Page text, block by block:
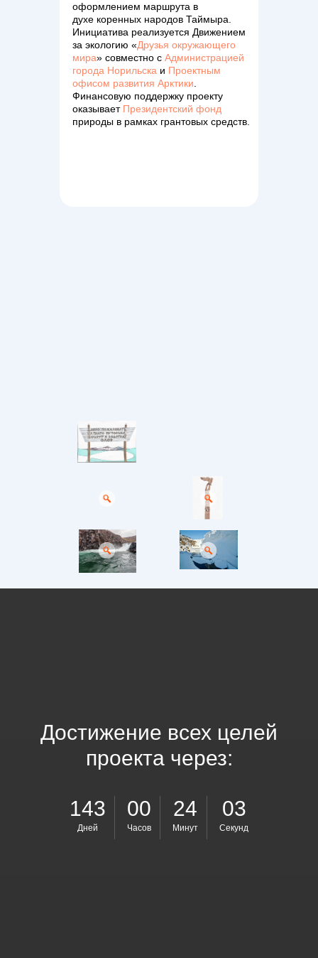
оформлением маршрута в
духе коренных народов Таймыра.
Инициатива реализуется Движением
за экологию «Друзья окружающего
мира» совместно с Администрацией
города Норильска и Проектным
офисом развития Арктики
Финансовую поддержку проекту
оказывает Президентский фонд
природы в рамках грантовых средств.
Достижение всех целей
проекта через:
143
Дней
00
Часов
24
Минут
03
Секунд